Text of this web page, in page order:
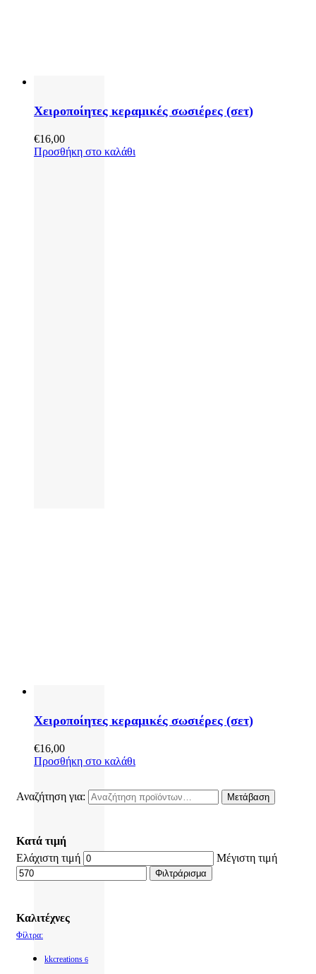
Χειροποίητες κεραμικές σωσιέρες (σετ)
€16,00
Προσθήκη στο καλάθι
Χειροποίητες κεραμικές σωσιέρες (σετ)
€16,00
Προσθήκη στο καλάθι
Αναζήτηση για: Μετάβαση
Κατά τιμή
Ελάχιστη τιμή
Μέγιστη τιμή
Φιλτράρισμα
Καλιτέχνες
Φίλτρα:
kkcreations 6